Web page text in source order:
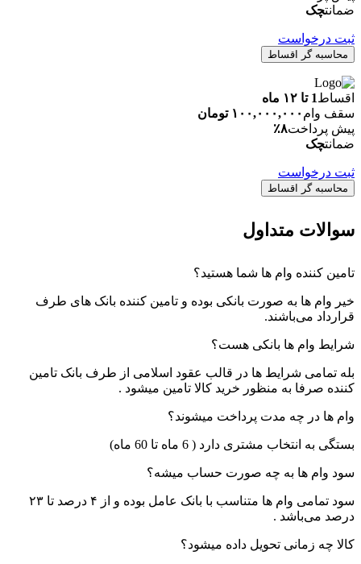
ضمانتچک
ثبت درخواست
محاسبه گر اقساط
اقساط1 تا ۱۲ ماه
سقف وام ۱۰۰,۰۰۰,۰۰۰ تومان
پیش پرداخت۸٪
ضمانتچک
ثبت درخواست
محاسبه گر اقساط
سوالات متداول
تامین کننده وام ها شما هستید؟
خیر وام ها به صورت بانکی بوده و تامین کننده بانک های طرف
قرارداد می‌باشند.
شرایط وام ها بانکی هست؟
بله تمامی شرایط ها در قالب عقود اسلامی از طرف بانک تامین
کننده صرفا به منظور خرید کالا تامین میشود .
وام ها در چه مدت پرداخت میشوند؟
بستگی به انتخاب مشتری دارد ( 6 ماه تا 60 ماه)
سود وام ها به چه صورت حساب میشه؟
سود تمامی وام ها متناسب با بانک عامل بوده و از ۴ درصد تا ۲۳
درصد می‌باشد .
کالا چه زمانی تحویل داده میشود؟